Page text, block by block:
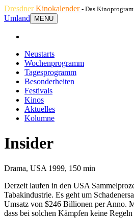
DresdnerKinokalender - Das
Umland
MENU
Neustarts
Wochenprogramm
Tagesprogramm
Besonderheiten
Festivals
Kinos
Aktuelles
Kolumne
Insider
Drama, USA 1999, 150 min
Derzeit laufen in den USA
Tabakindustrie. Es geht um
Umsatz von $246 Billionen per Anno.
dass bei solchen Kämpfen keine